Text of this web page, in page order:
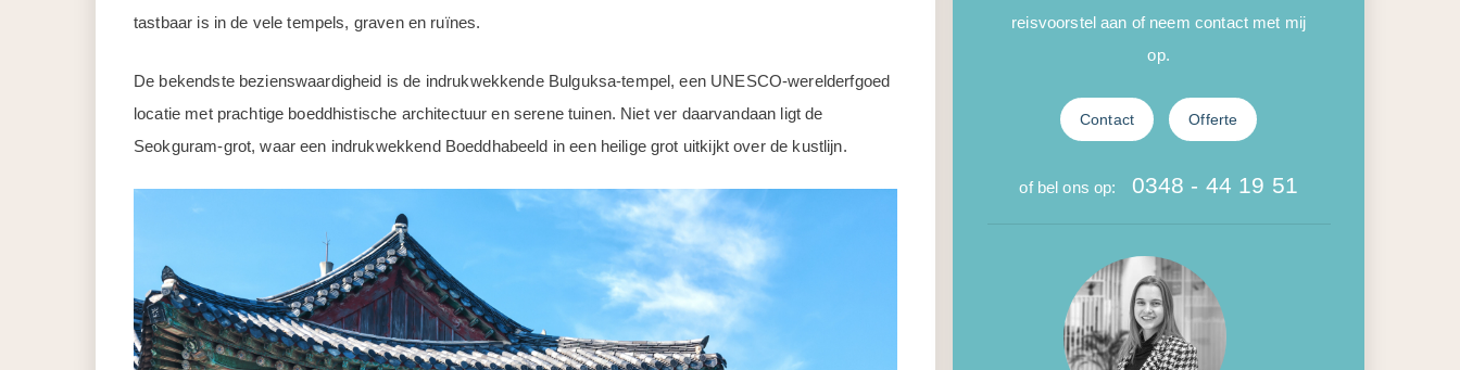
tastbaar is in de vele tempels, graven en ruïnes.
De bekendste bezienswaardigheid is de indrukwekkende Bulguksa-tempel, een UNESCO-werelderfgoed
locatie met prachtige boeddhistische architectuur en serene tuinen. Niet ver daarvandaan ligt de
Seokguram-grot, waar een indrukwekkend Boeddhabeeld in een heilige grot uitkijkt over de kustlijn.
reisvoorstel aan of neem contact met mij
op.
Contact Offerte
of bel ons op: 0348 - 44 19 51